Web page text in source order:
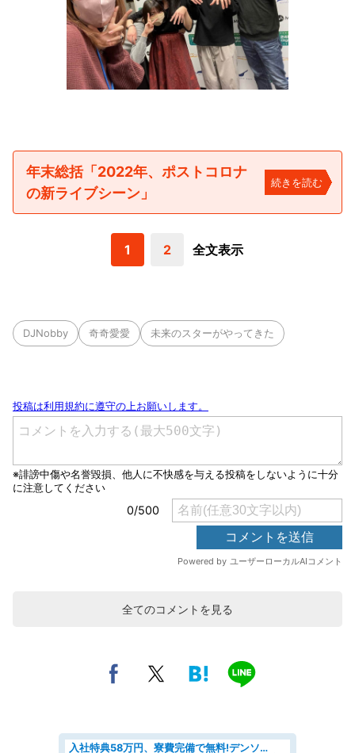
年末総括「2022年、ポストコロナ
の新ライブシーン」
続きを読む
1 2 全文表示
DJNobby 奇奇愛愛 未来のスターがやってきた
全てのコメントを見る
入社特典58万円、寮費完備で無料!デンソーで働こう!自動車工場で小型部品の検査業務 denso aichi